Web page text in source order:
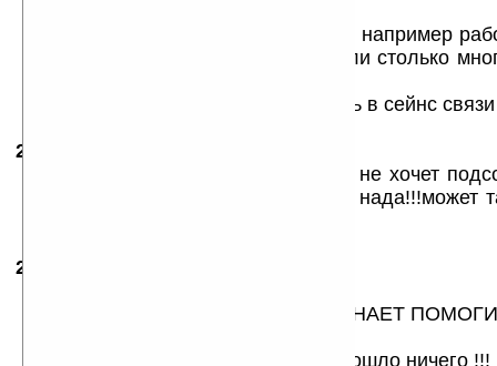
да малость (им же) посмотреть как например
Миранда!!!! (ведь и так уже списали столько
А так прога рульная... если удалось в сейнс
20.02.2008
Подскажите почему у меня mChat не хочет
типа пароль не верный,повторить нада!!!может
23.02.2008
у меня Glofiih x500 — ЛЮДИ КТО ЗНАЕТ
Накачал ась мб на 100 ничего не пошло ничего !!!